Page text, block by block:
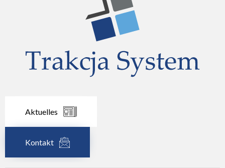
Aktuelles
Kontakt